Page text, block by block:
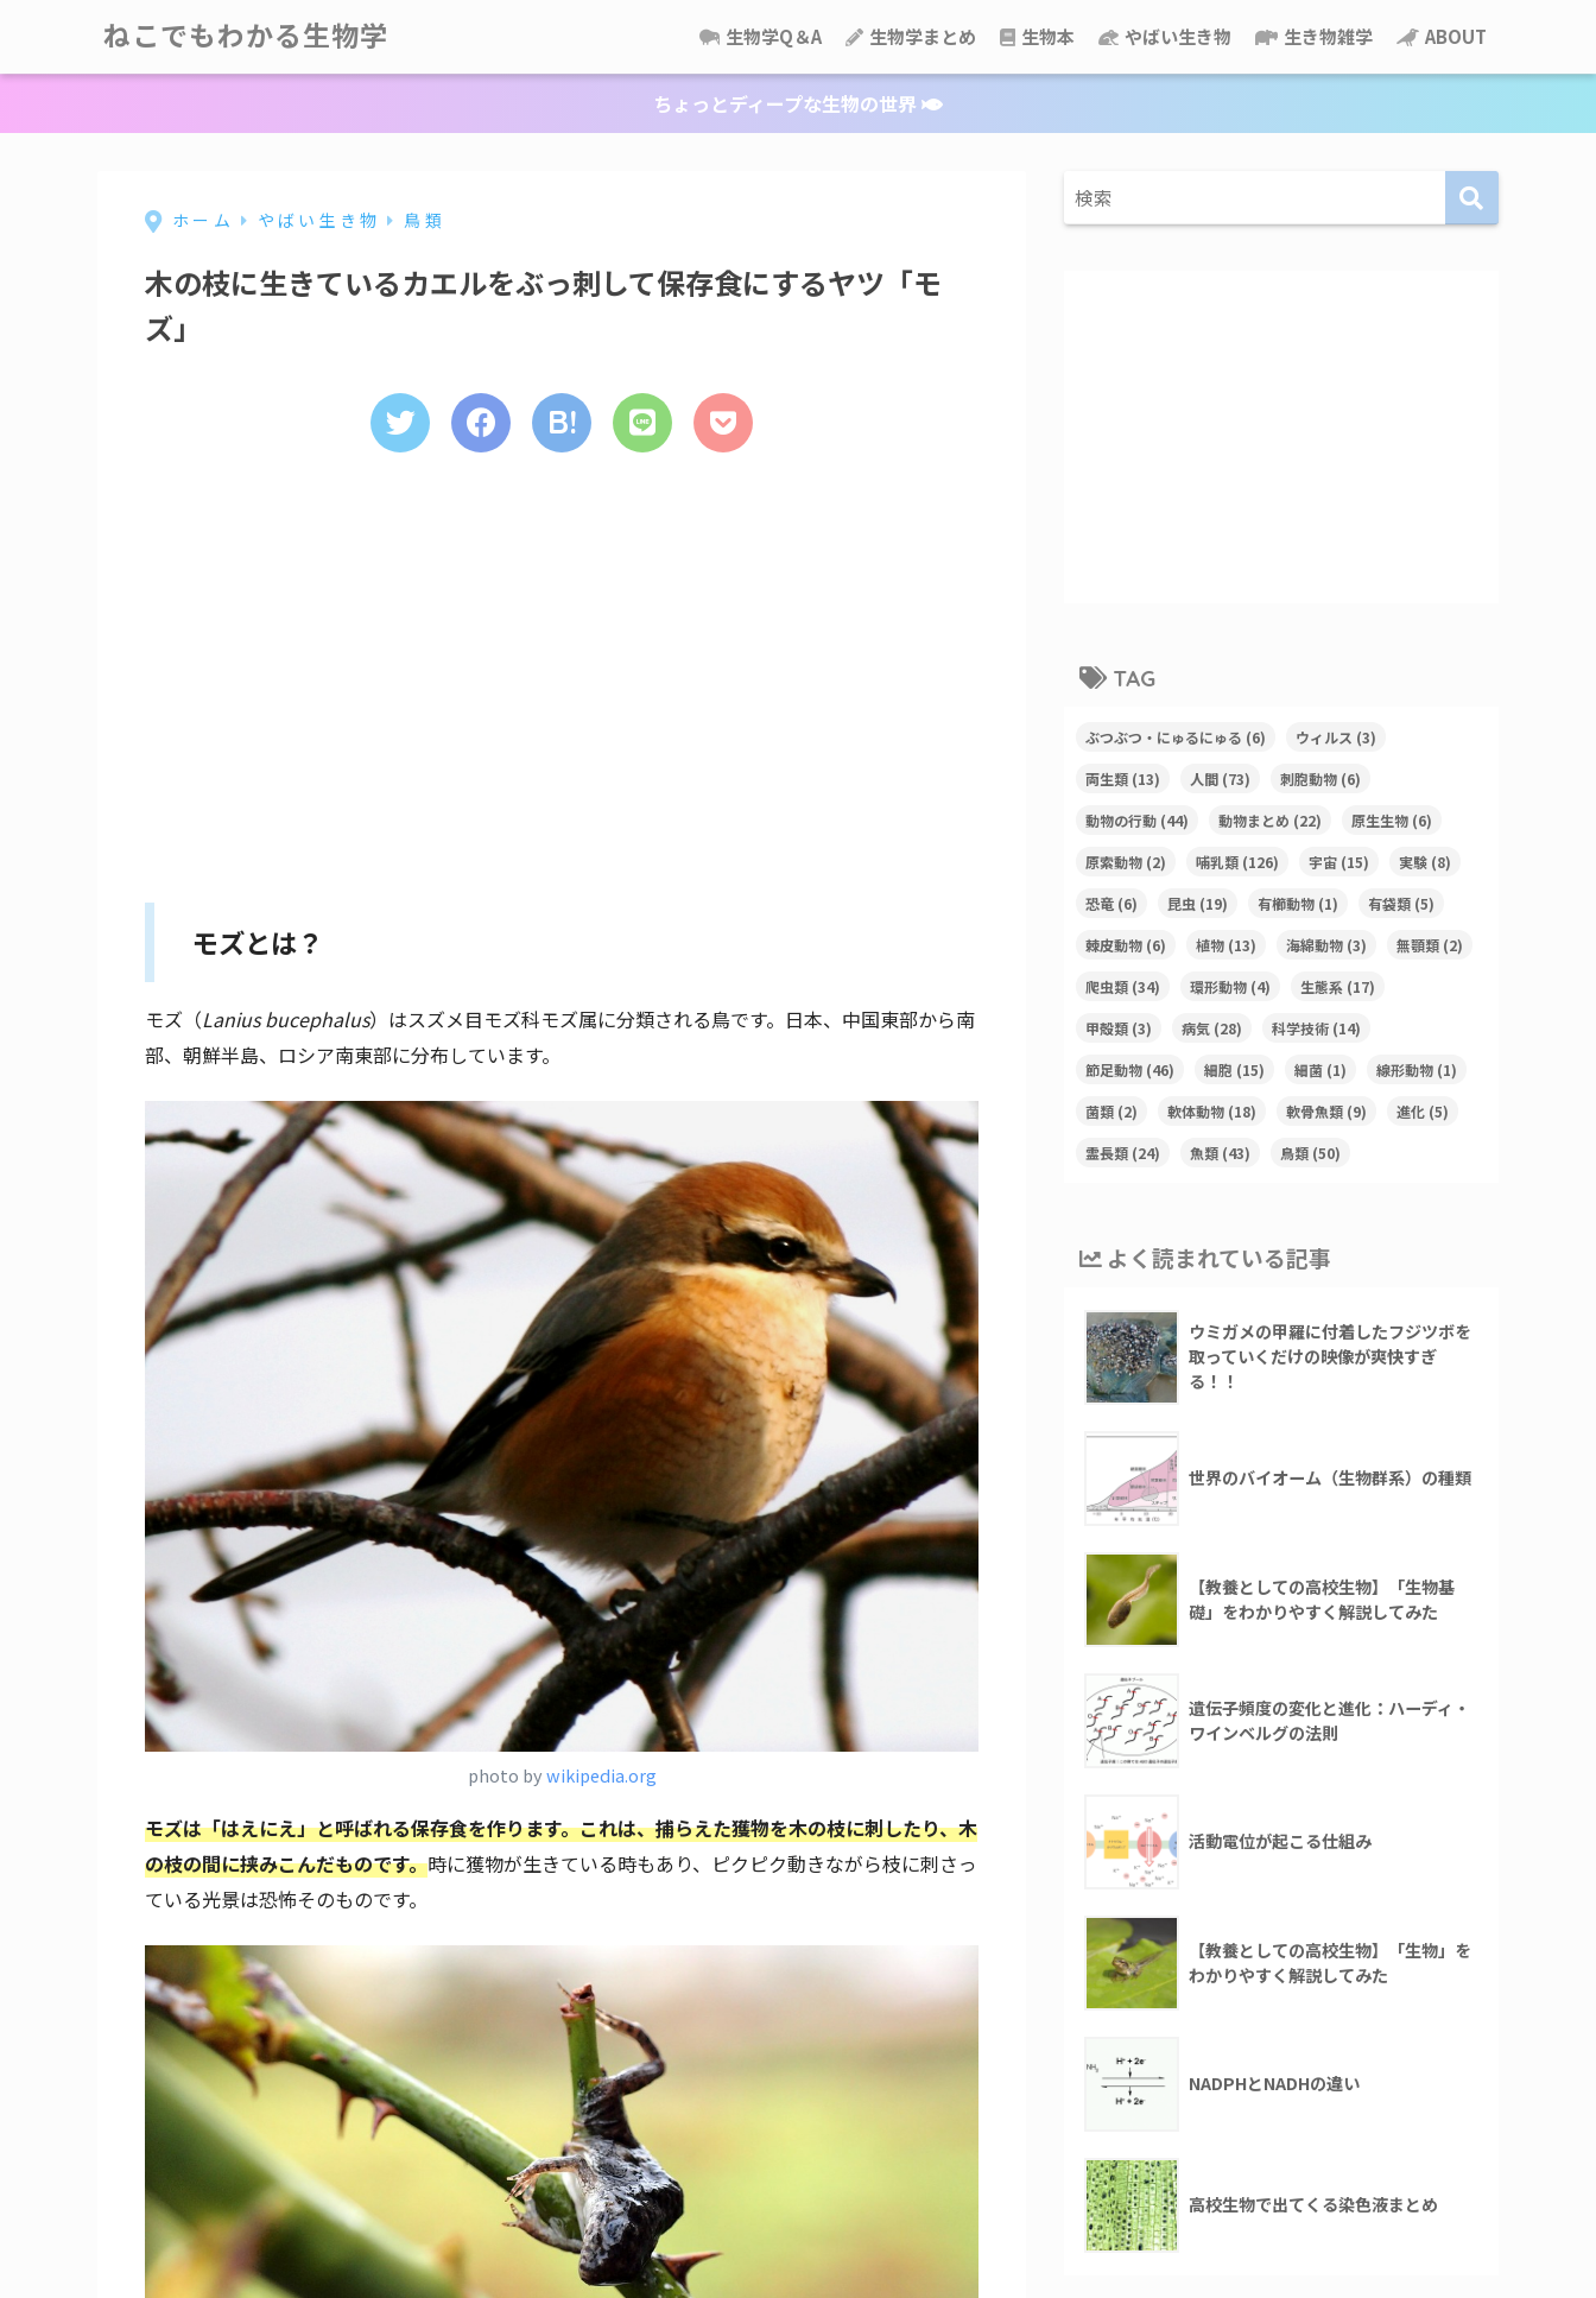
ねこでもわかる生物学 生物学Q＆A 生物学まとめ 生物本 やばい生き物 生き物雑学 ABOUT
ちょっとディープな生物の世界
ホーム やばい生き物 鳥類
木の枝に生きているカエルをぶっ刺して保存食にするヤツ「モ
ズ」
モズとは？
モズ（Lanius bucephalus）はスズメ目モズ科モズ属に分類される鳥です。日本、中国東部から南
部、朝鮮半島、ロシア南東部に分布しています。
photo bywikipedia.org
モズは「はえにえ」と呼ばれる保存食を作ります。これは、捕らえた獲物を木の枝に刺したり、木
の枝の間に挟みこんだものです。時に獲物が生きている時もあり、ピクピク動きながら枝に刺さっ
ている光景は恐怖そのものです。
TAG
ぶつぶつ・にゅるにゅる (6) ウィルス (3)
両生類 (13) 人間 (73) 刺胞動物 (6)
動物の行動 (44) 動物まとめ (22) 原生生物 (6)
原索動物 (2) 哺乳類 (126) 宇宙 (15) 実験 (8)
恐竜 (6) 昆虫 (19) 有櫛動物 (1) 有袋類 (5)
棘皮動物 (6) 植物 (13) 海綿動物 (3) 無顎類 (2)
爬虫類 (34) 環形動物 (4) 生態系 (17)
甲殻類 (3) 病気 (28) 科学技術 (14)
節足動物 (46) 細胞 (15) 細菌 (1) 線形動物 (1)
菌類 (2) 軟体動物 (18) 軟骨魚類 (9) 進化 (5)
霊長類 (24) 魚類 (43) 鳥類 (50)
よく読まれている記事
ウミガメの甲羅に付着したフジツボを
取っていくだけの映像が爽快すぎ
る！！
世界のバイオーム（生物群系）の種類
【教養としての高校生物】「生物基
礎」をわかりやすく解説してみた
遺伝子頻度の変化と進化：ハーディ・
ワインベルグの法則
活動電位が起こる仕組み
【教養としての高校生物】「生物」を
わかりやすく解説してみた
NADPHとNADHの違い
高校生物で出てくる染色液まとめ